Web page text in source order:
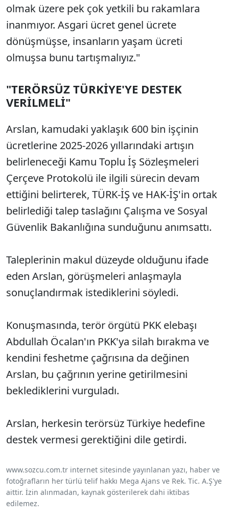
olmak üzere pek çok yetkili bu rakamlara
inanmıyor. Asgari ücret genel ücrete
dönüşmüşse, insanların yaşam ücreti
olmuşsa bunu tartışmalıyız."
"TERÖRSÜZ TÜRKİYE'YE DESTEK
VERİLMELİ"
Arslan, kamudaki yaklaşık 600 bin işçinin
ücretlerine 2025-2026 yıllarındaki artışın
belirleneceği Kamu Toplu İş Sözleşmeleri
Çerçeve Protokolü ile ilgili sürecin devam
ettiğini belirterek, TÜRK-İŞ ve HAK-İŞ'in ortak
belirlediği talep taslağını Çalışma ve Sosyal
Güvenlik Bakanlığına sunduğunu anımsattı.
Taleplerinin makul düzeyde olduğunu ifade
eden Arslan, görüşmeleri anlaşmayla
sonuçlandırmak istediklerini söyledi.
Konuşmasında, terör örgütü PKK elebaşı
Abdullah Öcalan'ın PKK'ya silah bırakma ve
kendini feshetme çağrısına da değinen
Arslan, bu çağrının yerine getirilmesini
beklediklerini vurguladı.
Arslan, herkesin terörsüz Türkiye hedefine
destek vermesi gerektiğini dile getirdi.
www.sozcu.com.tr internet sitesinde yayınlanan yazı, haber ve
fotoğrafların her türlü telif hakkı Mega Ajans ve Rek. Tic. A.Ş'ye
aittir. İzin alınmadan, kaynak gösterilerek dahi iktibas
edilemez.